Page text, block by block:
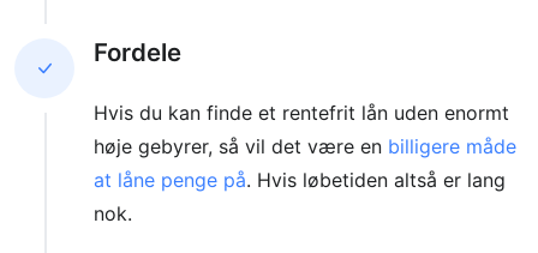
Fordele
Hvis du kan finde et rentefrit lån uden enormt
høje gebyrer, så vil det være en billigere måde
at låne penge på. Hvis løbetiden altså er lang
nok.